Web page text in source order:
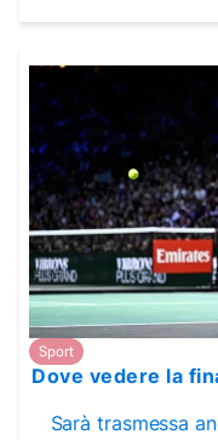
Sport
Dove vedere la
Sarà trasmessa